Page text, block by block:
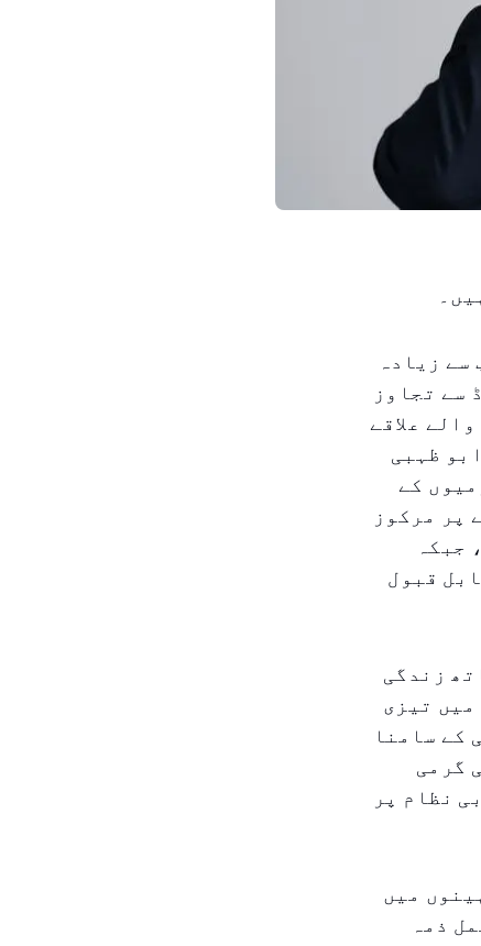
زیادہ
ڈگری سینٹی گریڈ سے تجاوز
علاقے
ظہبی
کے
پر مرکوز
جبکہ
قبول
زندگی
تیزی
کے سامنا
گرمی
نظام پر
میں
ذمہ